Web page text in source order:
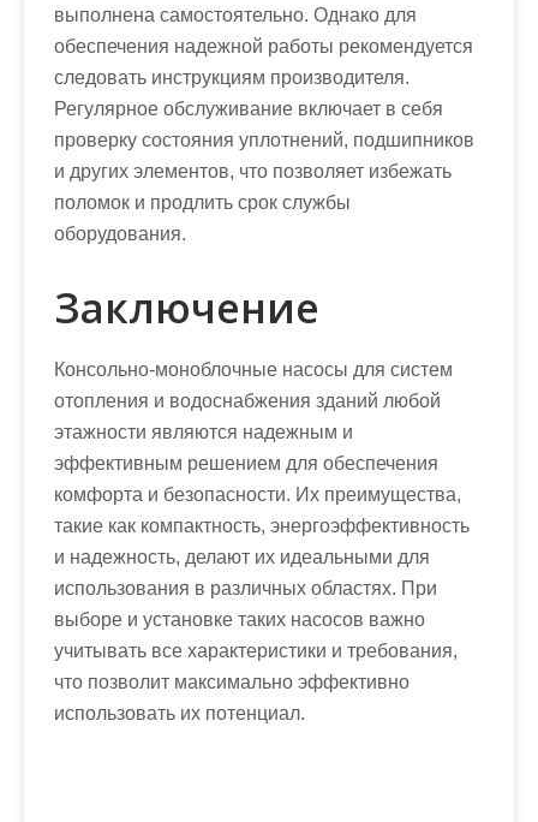
выполнена самостоятельно. Однако для
обеспечения надежной работы рекомендуется
следовать инструкциям производителя.
Регулярное обслуживание включает в себя
проверку состояния уплотнений, подшипников
и других элементов, что позволяет избежать
поломок и продлить срок службы
оборудования.
Заключение
Консольно-моноблочные насосы для систем
отопления и водоснабжения зданий любой
этажности являются надежным и
эффективным решением для обеспечения
комфорта и безопасности. Их преимущества,
такие как компактность, энергоэффективность
и надежность, делают их идеальными для
использования в различных областях. При
выборе и установке таких насосов важно
учитывать все характеристики и требования,
что позволит максимально эффективно
использовать их потенциал.